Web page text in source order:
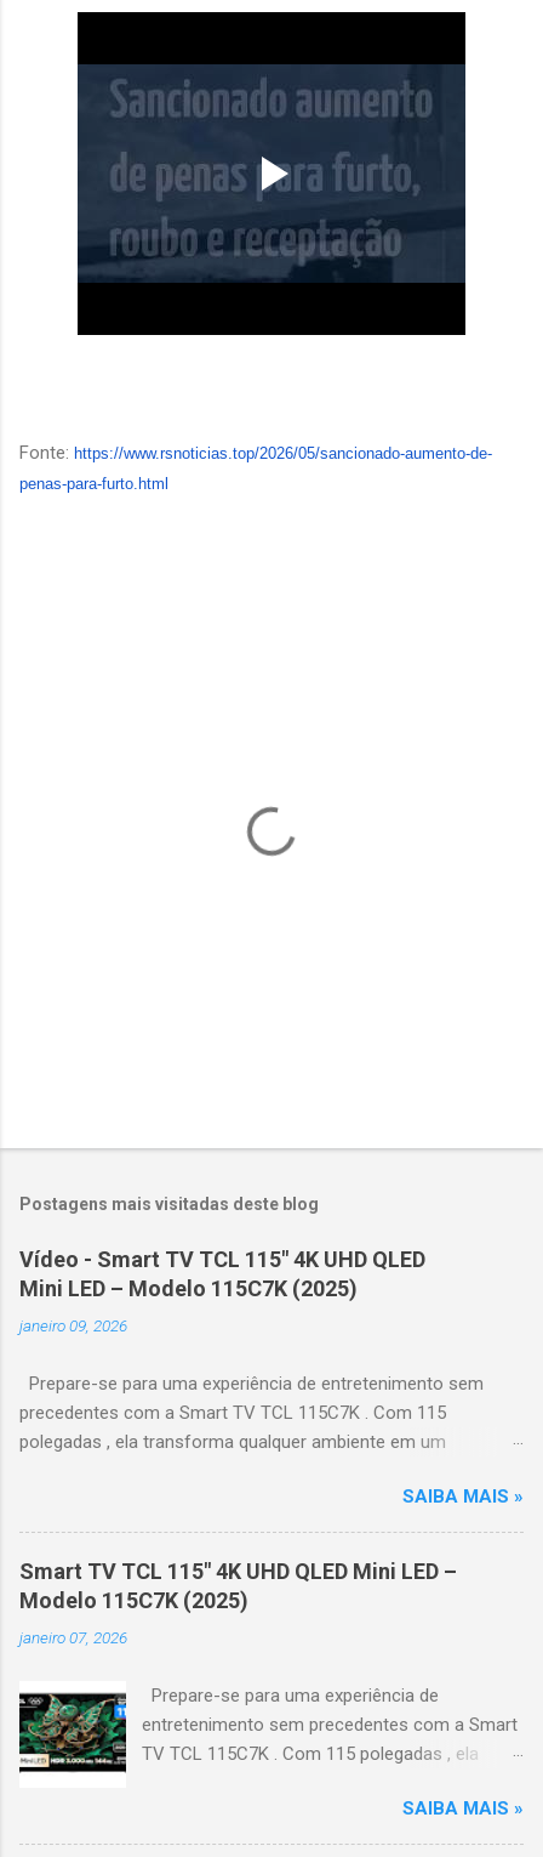
Fonte: https://www.rsnoticias.top/2026/05/sancionado-aumento-de-
penas-para-furto.html
Postagens mais visitadas deste blog
Vídeo - Smart TV TCL 115" 4K UHD QLED
Mini LED – Modelo 115C7K (2025)
janeiro 09, 2026
Prepare-se para uma experiência de entretenimento sem
precedentes com a Smart TV TCL 115C7K . Com 115
polegadas , ela transforma qualquer ambiente em um
e realistas. 🌟 Destaques do produto Tela QLED Mini LED 115” :
controle de iluminação preciso, brilho intenso e cores
vibrantes. Resolução 4K UHD : detalhes impressionantes e
contraste profundo em cada cena. Processador AiPQ :
desempenho otimizado para imagens e movimentos fluidos.
Taxa de atualização nativa de 144Hz (até 240Hz com DLG) :
imediata. Google TV integrado : interface intuitiva,
recomendações personalizadas e acesso a aplicativos como
YouTube, Netflix, Disney+, Prime Video, HBO Max e muito mais.
navegação. 📐 Design e dimensões Largura: 256,6 cm | Altura:
153,8 cm | Profundidade: 44,5 cm Peso: 99,8 kg (229,3 kg com
SAIBA MAIS »
Smart TV TCL 115" 4K UHD QLED Mini LED –
Modelo 115C7K (2025)
janeiro 07, 2026
Prepare-se para uma experiência de
entretenimento sem precedentes com a Smart
TV TCL 115C7K . Com 115 polegadas , ela
verdadeiro cinema particular, oferecendo
imagens grandiosas e realistas. 🌟 Destaques
SAIBA MAIS »